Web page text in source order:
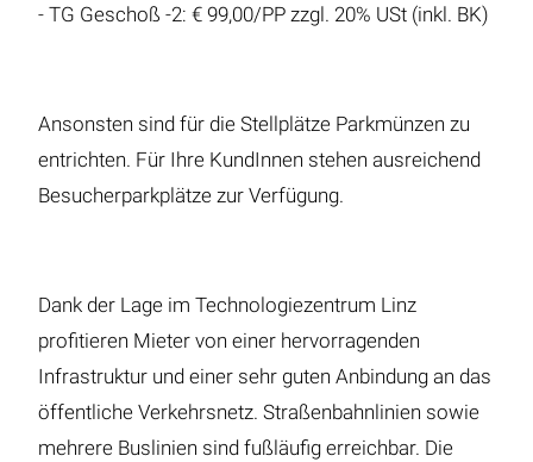
- TG Geschoß -2: € 99,00/PP zzgl. 20% USt (inkl. BK)
Ansonsten sind für die Stellplätze Parkmünzen zu
entrichten. Für Ihre KundInnen stehen ausreichend
Besucherparkplätze zur Verfügung.
Dank der Lage im Technologiezentrum Linz
profitieren Mieter von einer hervorragenden
Infrastruktur und einer sehr guten Anbindung an das
öffentliche Verkehrsnetz. Straßenbahnlinien sowie
mehrere Buslinien sind fußläufig erreichbar. Die